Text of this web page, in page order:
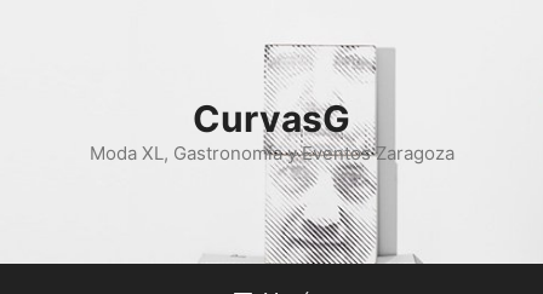
CurvasG
Moda XL, Gastronomía y Eventos Zaragoza